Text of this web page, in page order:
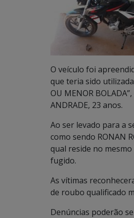
O veículo foi
que teria sido utilizada
OU MENOR
ANDRADE, 23 anos.
Ao ser levado para a
como sendo RONAN
qual reside no
fugido.
As vítimas
de roubo qualificado
Denúncias poderão